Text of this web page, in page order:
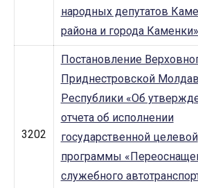
народных депутатов
района и города Каменки»
3202
Постановление
Приднестровской
Республики «Об
отчета об исполнении
государственной целевой
программы
служебного